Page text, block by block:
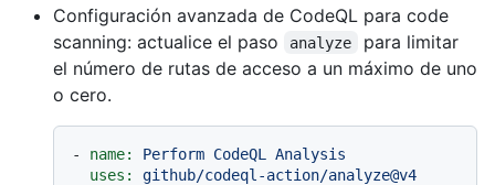
Configuración avanzada de CodeQL para code
scanning: actualice el paso
analyze
para limitar
el número de rutas de acceso a un máximo de uno
o cero.
- name: Perform CodeQL
Analysis
uses:
github/codeql-action/analyze@v4